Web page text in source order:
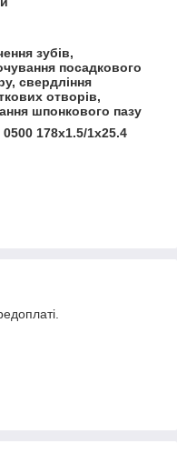
зубів,
посадкового
свердління
отворів,
шпонкового пазу
0500 178х1.5/1х25.4